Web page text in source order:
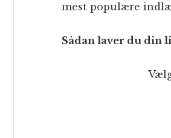
mest populære
Sådan laver du din